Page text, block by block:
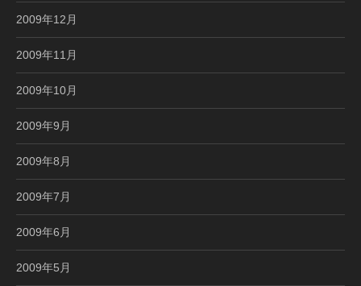
2009年12月
2009年11月
2009年10月
2009年9月
2009年8月
2009年7月
2009年6月
2009年5月